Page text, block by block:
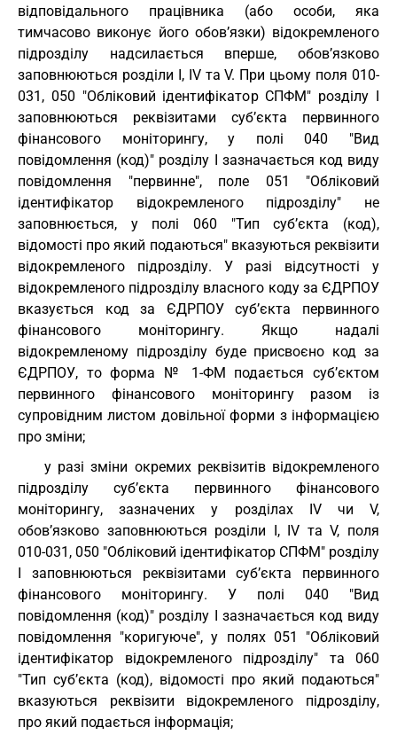
відповідального працівника (або особи, яка
тимчасово виконує його обов’язки) відокремленого
підрозділу надсилається вперше, обов’язково
заповнюються розділи I, IV та V. При цьому поля 010-
031, 050 "Обліковий ідентифікатор СПФМ" розділу I
заповнюються реквізитами суб’єкта первинного
фінансового моніторингу, у полі 040 "Вид
повідомлення (код)" розділу I зазначається код виду
повідомлення "первинне", поле 051 "Обліковий
ідентифікатор відокремленого підрозділу" не
заповнюється, у полі 060 "Тип суб’єкта (код),
відомості про який подаються" вказуються реквізити
відокремленого підрозділу. У разі відсутності у
відокремленого підрозділу власного коду за ЄДРПОУ
вказується код за ЄДРПОУ суб’єкта первинного
фінансового моніторингу. Якщо надалі
відокремленому підрозділу буде присвоєно код за
ЄДРПОУ, то форма № 1-ФМ подається суб’єктом
первинного фінансового моніторингу разом із
супровідним листом довільної форми з інформацією
про зміни;
у разі зміни окремих реквізитів відокремленого
підрозділу суб’єкта первинного фінансового
моніторингу, зазначених у розділах IV чи V,
обов’язково заповнюються розділи І, IV та V, поля
010-031, 050 "Обліковий ідентифікатор СПФМ" розділу
I заповнюються реквізитами суб’єкта первинного
фінансового моніторингу. У полі 040 "Вид
повідомлення (код)" розділу I зазначається код виду
повідомлення "коригуюче", у полях 051 "Обліковий
ідентифікатор відокремленого підрозділу" та 060
"Тип суб’єкта (код), відомості про який подаються"
вказуються реквізити відокремленого підрозділу,
про який подається інформація;